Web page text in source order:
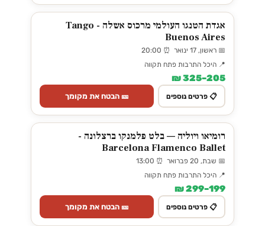
אגדת הטנגו העולמי מרכוס אשלה - Tango
Buenos Aires
📅 ראשון, 17 ינואר ⏰ 20:00
📍 היכל התרבות פתח תקווה
205–325 ₪
📋 פרטים נוספים 🎫 הבטח את מקומך
רומיאו ויוליה — בלט פלמנקו ברצלונה -
Barcelona Flamenco Ballet
📅 שבת, 20 פברואר ⏰ 13:00
📍 היכל התרבות פתח תקווה
199–299 ₪
📋 פרטים נוספים 🎫 הבטח את מקומך